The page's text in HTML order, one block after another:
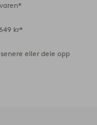
kr*
eller dele opp